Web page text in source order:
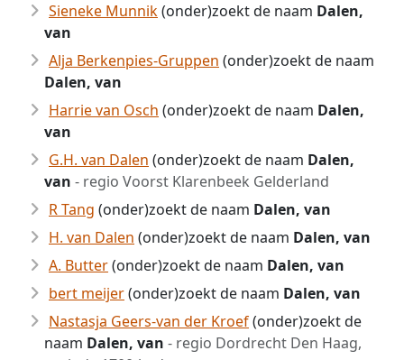
Sieneke Munnik(onder)zoekt de naam Dalen,
van
Alja Berkenpies-Gruppen (onder)zoekt de naam
Dalen, van
Harrie van Osch (onder)zoekt de naam Dalen,
van
G.H. van Dalen (onder)zoekt de naam Dalen,
van - regio Voorst Klarenbeek Gelderland
R Tang (onder)zoekt de naam Dalen, van
H. van Dalen (onder)zoekt de naam Dalen, van
A. Butter(onder)zoekt de naam Dalen, van
bert meijer(onder)zoekt de naam Dalen, van
Nastasja Geers-van der Kroef(onder)zoekt de
naam Dalen, van - regio Dordrecht Den Haag,